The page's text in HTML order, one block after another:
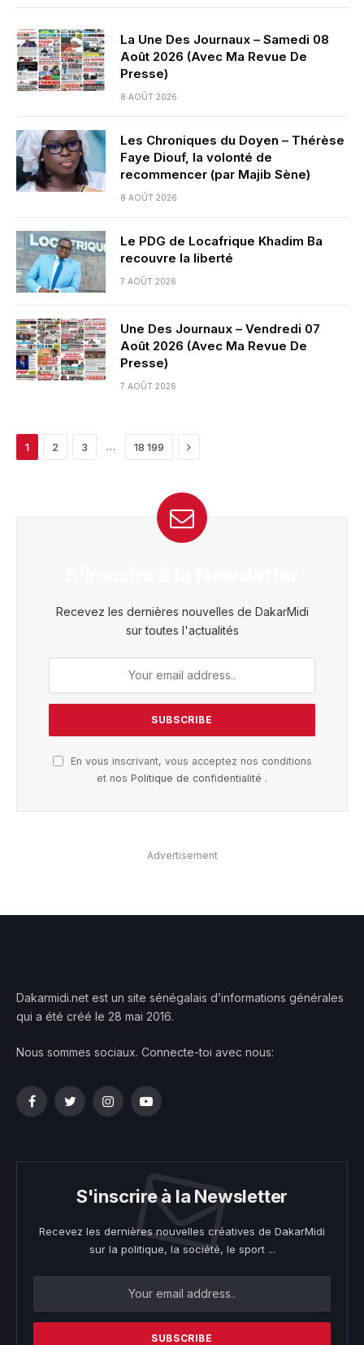
La Une Des Journaux – Samedi 08
Août 2026 (Avec Ma Revue De
Presse)
8 AOÛT 2026
Les Chroniques du Doyen – Thérèse
Faye Diouf, la volonté de
recommencer (par Majib Sène)
8 AOÛT 2026
Le PDG de Locafrique Khadim Ba
recouvre la liberté
7 AOÛT 2026
Une Des Journaux – Vendredi 07
Août 2026 (Avec Ma Revue De
Presse)
7 AOÛT 2026
1 2 3 … 18 199 Next
Recevez les dernières nouvelles de DakarMidi
sur toutes l'actualités
En vous inscrivant, vous acceptez nos conditions
et nos Politique de confidentialité .
Advertisement
Dakarmidi.net est un site sénégalais d’informations générales
qui a été créé le 28 mai 2016.
Nous sommes sociaux. Connecte-toi avec nous:
FacebookTwitterInstagramYouTube
S'inscrire à la Newsletter
Recevez les dernières nouvelles créatives de DakarMidi
sur la politique, la société, le sport ...